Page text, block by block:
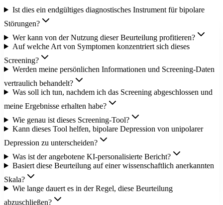
Ist dies ein endgültiges diagnostisches Instrument für bipolare
Störungen?
Wer kann von der Nutzung dieser Beurteilung profitieren?
Auf welche Art von Symptomen konzentriert sich dieses
Screening?
Werden meine persönlichen Informationen und Screening-Daten
vertraulich behandelt?
Was soll ich tun, nachdem ich das Screening abgeschlossen und
meine Ergebnisse erhalten habe?
Wie genau ist dieses Screening-Tool?
Kann dieses Tool helfen, bipolare Depression von unipolarer
Depression zu unterscheiden?
Was ist der angebotene KI-personalisierte Bericht?
Basiert diese Beurteilung auf einer wissenschaftlich anerkannten
Skala?
Wie lange dauert es in der Regel, diese Beurteilung
abzuschließen?